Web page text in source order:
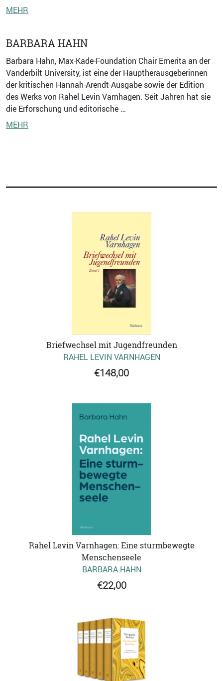
MEHR
BARBARA HAHN
Barbara Hahn, Max-Kade-Foundation Chair Emerita an der
Vanderbilt University, ist eine der Hauptherausgeberinnen
der kritischen Hannah-Arendt-Ausgabe sowie der Edition
des Werks von Rahel Levin Varnhagen. Seit Jahren hat sie
die Erforschung und editorische …
MEHR
Briefwechsel mit Jugendfreunden
RAHEL LEVIN VARNHAGEN
€148,00
Rahel Levin Varnhagen: Eine sturmbewegte
Menschenseele
BARBARA HAHN
€22,00